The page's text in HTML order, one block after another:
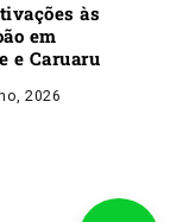
às
em
e Caruaru
2026